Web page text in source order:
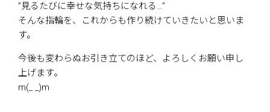
”見るたびに幸せな気持ちになれる…”
そんな指輪を、これからも作り続けていきたいと思いま
す。
今後も変わらぬお引き立てのほど、よろしくお願い申し
上げます。
m(_ _)m